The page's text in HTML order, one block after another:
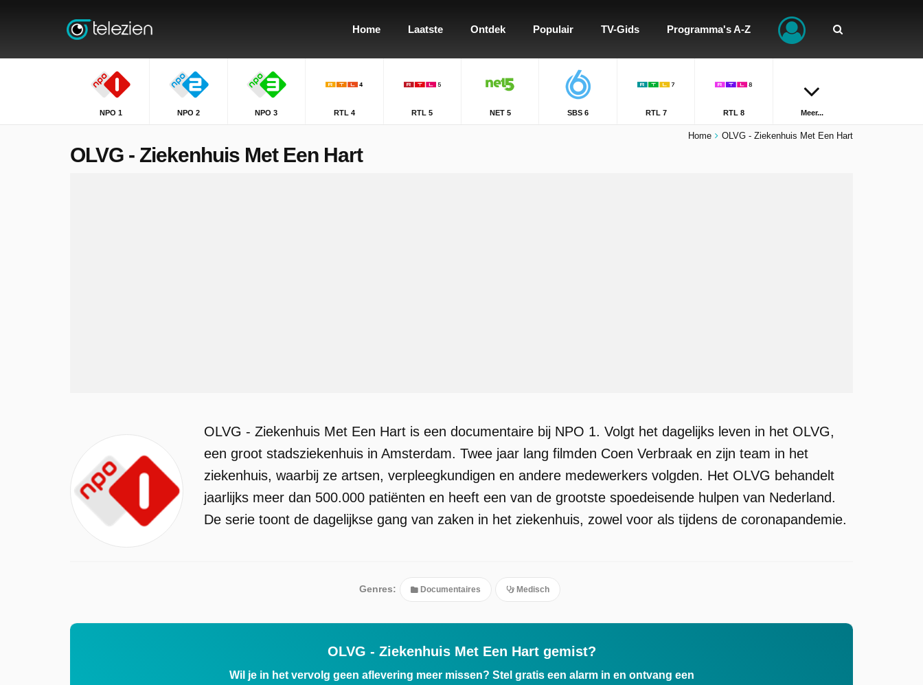
Home Laatste Ontdek Populair TV-Gids Programma's A-Z
NPO 1 NPO 2 NPO 3 RTL 4 RTL 5 NET 5 SBS 6 RTL 7 RTL 8 Meer...
Home OLVG - Ziekenhuis Met Een Hart
OLVG - Ziekenhuis Met Een Hart
OLVG - Ziekenhuis Met Een Hart is een documentaire bij NPO 1. Volgt het dagelijks leven in het OLVG,
een groot stadsziekenhuis in Amsterdam. Twee jaar lang filmden Coen Verbraak en zijn team in het
ziekenhuis, waarbij ze artsen, verpleegkundigen en andere medewerkers volgden. Het OLVG behandelt
jaarlijks meer dan 500.000 patiënten en heeft een van de grootste spoedeisende hulpen van Nederland.
De serie toont de dagelijkse gang van zaken in het ziekenhuis, zowel voor als tijdens de coronapandemie.
Genres: Documentaires Medisch
OLVG - Ziekenhuis Met Een Hart gemist?
Wil je in het vervolg geen aflevering meer missen? Stel gratis een alarm in en ontvang een